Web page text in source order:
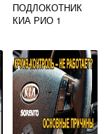
ПОДЛОКОТНИК
КИА РИО 1